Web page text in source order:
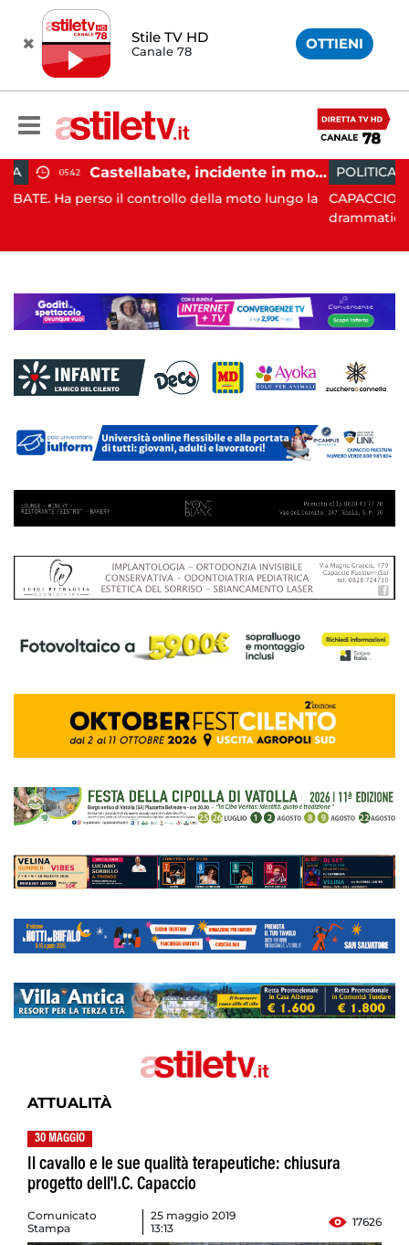
Stile TV HD
Canale 78 OTTIENI
Castellabate, incidente in moto: 27enne in ospedale
il controllo della moto lungo la
POLITICA 19:43
CAPACCIO PAESTUM. È
ATTUALITÀ
30 MAGGIO
Il cavallo e le sue qualità terapeutiche: chiusura
progetto dell'I.C. Capaccio
Comunicato
Stampa
25 maggio 2019
13:13
17626